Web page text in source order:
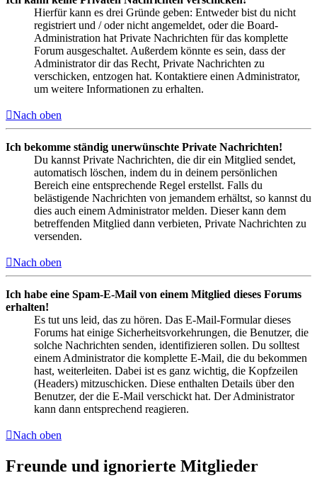
Hierfür kann es drei Gründe geben: Entweder bist du nicht
registriert und / oder nicht angemeldet, oder die Board-
Administration hat Private Nachrichten für das komplette
Forum ausgeschaltet. Außerdem könnte es sein, dass der
Administrator dir das Recht, Private Nachrichten zu
verschicken, entzogen hat. Kontaktiere einen Administrator,
um weitere Informationen zu erhalten.
Nach oben
Ich bekomme ständig unerwünschte Private Nachrichten!
Du kannst Private Nachrichten, die dir ein Mitglied sendet,
automatisch löschen, indem du in deinem persönlichen
Bereich eine entsprechende Regel erstellst. Falls du
belästigende Nachrichten von jemandem erhältst, so kannst du
dies auch einem Administrator melden. Dieser kann dem
betreffenden Mitglied dann verbieten, Private Nachrichten zu
versenden.
Nach oben
Ich habe eine Spam-E-Mail von einem Mitglied dieses Forums
erhalten!
Es tut uns leid, das zu hören. Das E-Mail-Formular dieses
Forums hat einige Sicherheitsvorkehrungen, die Benutzer, die
solche Nachrichten senden, identifizieren sollen. Du solltest
einem Administrator die komplette E-Mail, die du bekommen
hast, weiterleiten. Dabei ist es ganz wichtig, die Kopfzeilen
(Headers) mitzuschicken. Diese enthalten Details über den
Benutzer, der die E-Mail verschickt hat. Der Administrator
kann dann entsprechend reagieren.
Nach oben
Freunde und ignorierte Mitglieder